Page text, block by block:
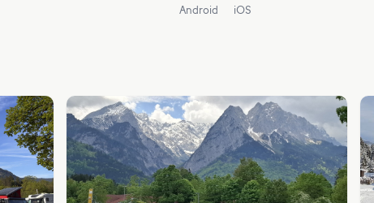
Android iOS